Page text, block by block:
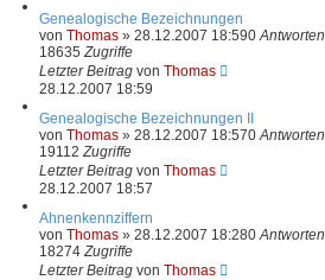
Genealogische Bezeichnungen
von Thomas » 28.12.2007 18:590Antworten
18635Zugriffe
Letzter Beitrag von Thomas
28.12.2007 18:59
Genealogische Bezeichnungen II
von Thomas » 28.12.2007 18:570Antworten
19112Zugriffe
Letzter Beitrag von Thomas
28.12.2007 18:57
Ahnenkennziffern
von Thomas » 28.12.2007 18:280Antworten
18274Zugriffe
Letzter Beitrag von Thomas